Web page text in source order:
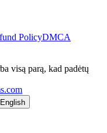
PolicyDMCA
visą parą, kad padėtų
English